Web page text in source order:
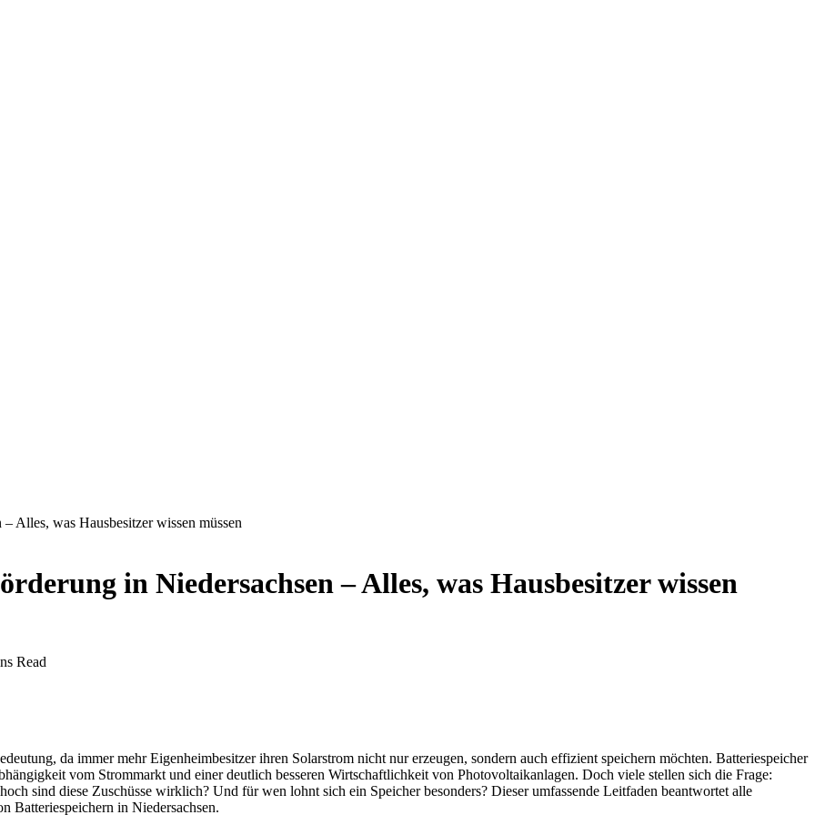
Alles, was Hausbesitzer wissen müssen
in Niedersachsen – Alles, was Hausbesitzer wissen
Read
da immer mehr Eigenheimbesitzer ihren Solarstrom nicht nur erzeugen, sondern auch effizient speichern möchten. Batteriespeicher
vom Strommarkt und einer deutlich besseren Wirtschaftlichkeit von Photovoltaikanlagen. Doch viele stellen sich die Frage:
sind diese Zuschüsse wirklich? Und für wen lohnt sich ein Speicher besonders? Dieser umfassende Leitfaden beantwortet alle
Batteriespeichern in Niedersachsen.